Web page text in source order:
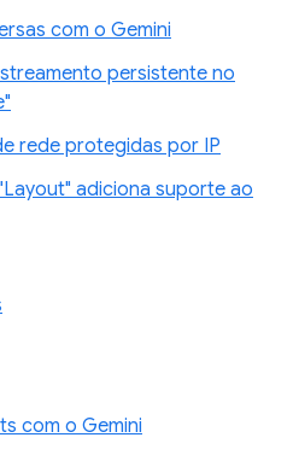
com o Gemini
persistente no
rede protegidas por IP
adiciona suporte ao
com o Gemini